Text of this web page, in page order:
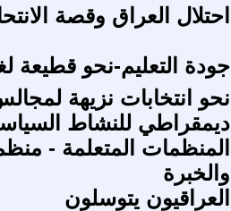
احتلال العراق وقصة
جودة التعليم-نحو قطيعة
نحو انتخابات نزيهة
ديمقراطي للنشاط
المنظمات المتعلمة -
والخبرة
العراقيون يتوسلون